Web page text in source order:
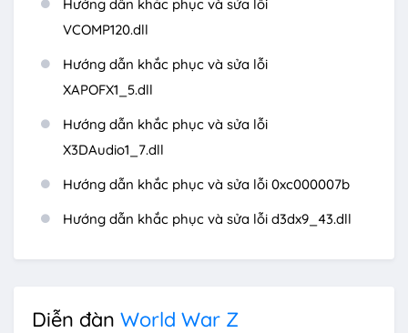
Hướng dẫn khắc phục và sửa lỗi
VCOMP120.dll
Hướng dẫn khắc phục và sửa lỗi
XAPOFX1_5.dll
Hướng dẫn khắc phục và sửa lỗi
X3DAudio1_7.dll
Hướng dẫn khắc phục và sửa lỗi 0xc000007b
Hướng dẫn khắc phục và sửa lỗi d3dx9_43.dll
Diễn đàn World War Z